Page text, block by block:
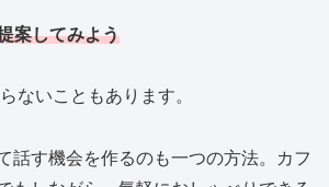
案してみよう
ないこともあります。
話す機会を作るのも一つの方法。カフ